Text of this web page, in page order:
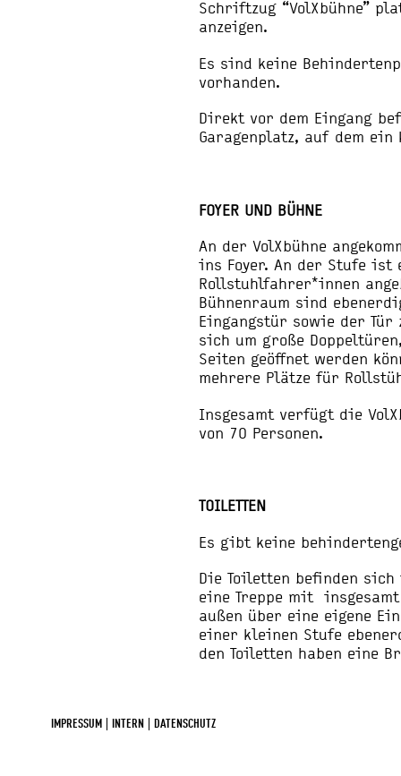
Schriftzug “VolXbühne”
anzeigen.
Es sind keine
vorhanden.
Direkt vor dem Eingang
Garagenplatz, auf dem
FOYER UND BÜHNE
An der VolXbühne
ins Foyer. An der Stufe ist
Rollstuhlfahrer*innen
Bühnenraum sind
Eingangstür sowie der Tür
sich um große
Seiten geöffnet werden
mehrere Plätze für
Insgesamt verfügt die
von 70 Personen.
TOILETTEN
Es gibt keine
Die Toiletten befinden
eine Treppe mit
außen über eine eigene
einer kleinen Stufe
den Toiletten haben eine
IMPRESSUM INTERN DATENSCHUTZ